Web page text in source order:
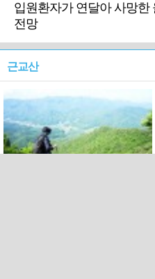
입원환자가 연달아 사망한
전망
근교산